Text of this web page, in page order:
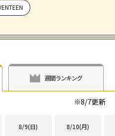
週間ランキング
※8/7更新
8/9(日) 8/10(月)